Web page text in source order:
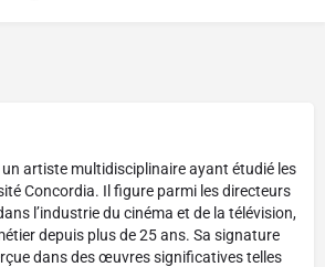
artiste multidisciplinaire ayant étudié les
Concordia. Il figure parmi les directeurs
l’industrie du cinéma et de la télévision,
depuis plus de 25 ans. Sa signature
dans des œuvres significatives telles